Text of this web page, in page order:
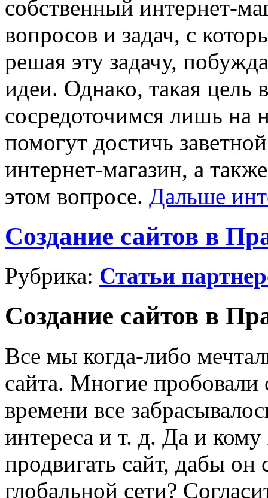
собственный интернет-
вопросов и задач, с
решая эту задачу,
идеи. Однако, такая цель
сосредоточимся лишь на
помогут достичь
интернет-магазин, а
этом вопросе. Дальше
Создание сайтов в
Рубрика: Статьи
Создание сайтов в
Все мы когда-либо
сайта. Многие пробовали
времени все
интереса и т. д. Да и кому
продвигать сайт, дабы он
глобальной сети?